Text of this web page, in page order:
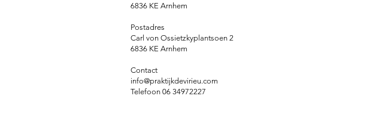
6836 KE Arnhem
Postadres
Carl von Ossietzkyplantsoen 2
6836 KE Arnhem
Contact
info@praktijkdevirieu.com
Telefoon 06 34972227